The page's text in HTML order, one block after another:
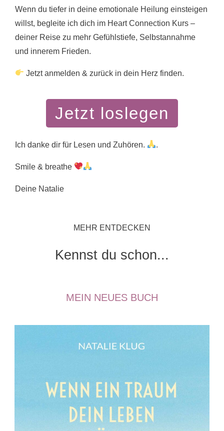
Wenn du tiefer in deine emotionale Heilung einsteigen
willst, begleite ich dich im Heart Connection Kurs –
deiner Reise zu mehr Gefühlstiefe, Selbstannahme
und innerem Frieden.
Jetzt anmelden & zurück in dein Herz finden.
Jetzt loslegen
Ich danke dir für Lesen und Zuhören. .
Smile & breathe
Deine Natalie
MEHR ENTDECKEN
Kennst du schon...
MEIN NEUES BUCH